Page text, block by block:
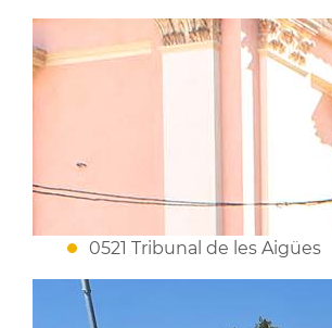
0521 Tribunal de les Aigües